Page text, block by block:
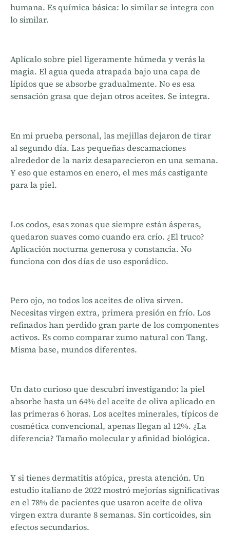
humana. Es química básica: lo similar se integra con
lo similar.
Aplícalo sobre piel ligeramente húmeda y verás la
magia. El agua queda atrapada bajo una capa de
lípidos que se absorbe gradualmente. No es esa
sensación grasa que dejan otros aceites. Se integra.
En mi prueba personal, las mejillas dejaron de tirar
al segundo día. Las pequeñas descamaciones
alrededor de la nariz desaparecieron en una semana.
Y eso que estamos en enero, el mes más castigante
para la piel.
Los codos, esas zonas que siempre están ásperas,
quedaron suaves como cuando era crío. ¿El truco?
Aplicación nocturna generosa y constancia. No
funciona con dos días de uso esporádico.
Pero ojo, no todos los aceites de oliva sirven.
Necesitas virgen extra, primera presión en frío. Los
refinados han perdido gran parte de los componentes
activos. Es como comparar zumo natural con Tang.
Misma base, mundos diferentes.
Un dato curioso que descubrí investigando: la piel
absorbe hasta un 64% del aceite de oliva aplicado en
las primeras 6 horas. Los aceites minerales, típicos de
cosmética convencional, apenas llegan al 12%. ¿La
diferencia? Tamaño molecular y afinidad biológica.
Y si tienes dermatitis atópica, presta atención. Un
estudio italiano de 2022 mostró mejorías significativas
en el 78% de pacientes que usaron aceite de oliva
virgen extra durante 8 semanas. Sin corticoides, sin
efectos secundarios.